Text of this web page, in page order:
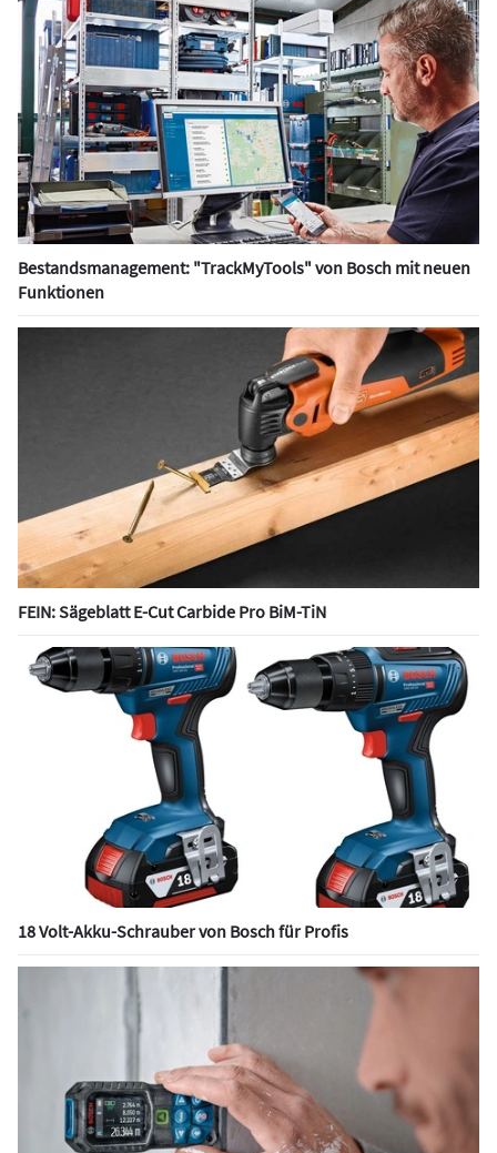
Bestandsmanagement: "TrackMyTools" von Bosch mit neuen
Funktionen
FEIN: Sägeblatt E-Cut Carbide Pro BiM-TiN
18 Volt-Akku-Schrauber von Bosch für Profis